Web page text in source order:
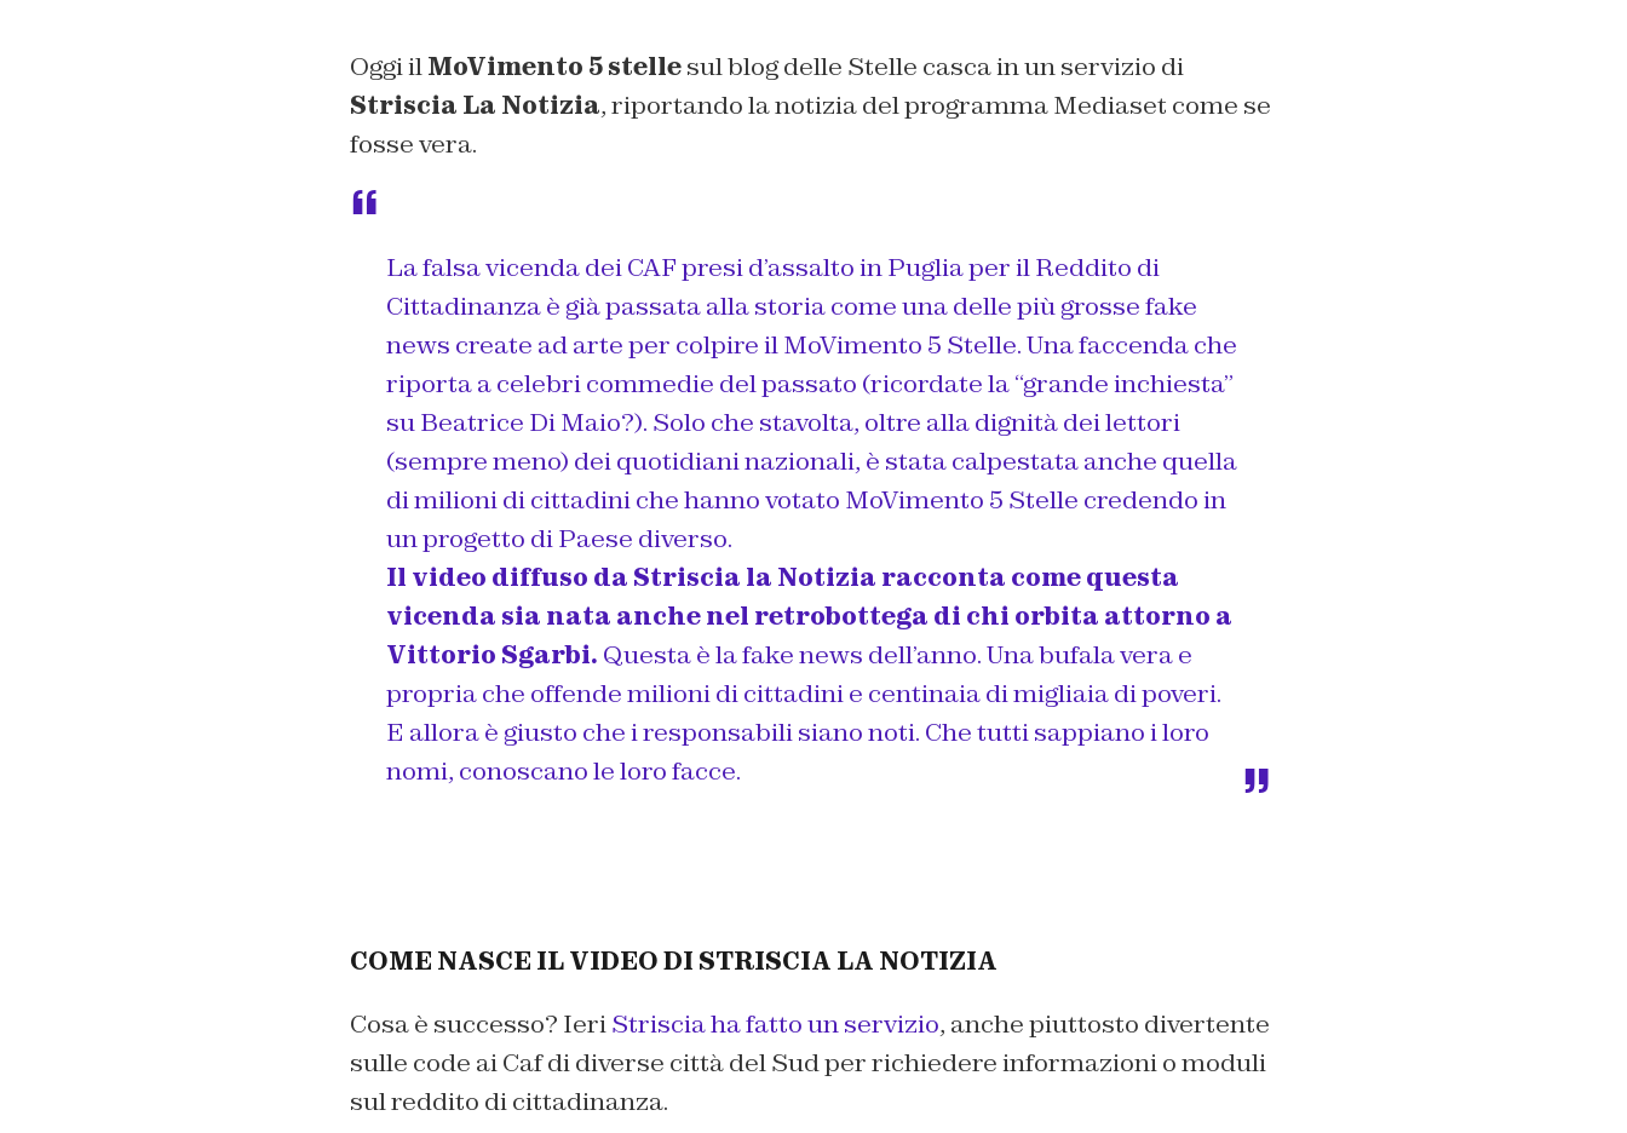
Oggi ilMoVimento 5 stellesul blog delle Stelle casca in un servizio di
Striscia La Notizia, riportando la notizia del programma Mediaset come se
fosse vera.
La falsa vicenda dei CAF presi d’assalto in Puglia per il Reddito di
Cittadinanza è già passata alla storia come una delle più grosse fake
news create ad arte per colpire il MoVimento 5 Stelle. Una faccenda che
riporta a celebri commedie del passato (ricordate la “grande inchiesta”
su Beatrice Di Maio?). Solo che stavolta, oltre alla dignità dei lettori
(sempre meno) dei quotidiani nazionali, è stata calpestata anche quella
di milioni di cittadini che hanno votato MoVimento 5 Stelle credendo in
un progetto di Paese diverso.
Il video diffuso da Striscia la Notizia racconta come questa
vicenda sia nata anche nel retrobottega di chi orbita attorno a
Vittorio Sgarbi. Questa è la fake news dell’anno. Una bufala vera e
propria che offende milioni di cittadini e centinaia di migliaia di poveri.
E allora è giusto che i responsabili siano noti. Che tutti sappiano i loro
nomi, conoscano le loro facce.
COME NASCE IL VIDEO DI STRISCIA LA NOTIZIA
Cosa è successo? IeriStriscia ha fatto un servizio, anche piuttosto divertente
sulle code ai Caf di diverse città del Sud per richiedere informazioni o moduli
sul reddito di cittadinanza.